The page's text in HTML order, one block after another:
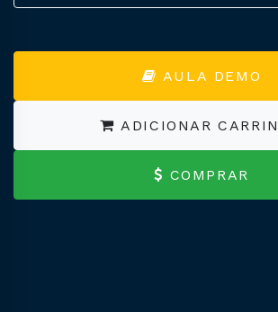
AULA DEMO
ADICIONAR
COMPRAR